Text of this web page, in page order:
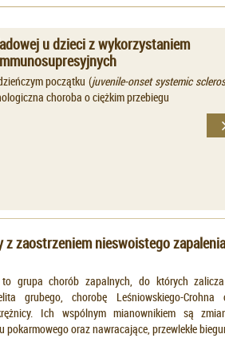
u dzieci z wykorzystaniem
początku (juvenile-onset systemic
choroba o ciężkim przebiegu
zaostrzeniem nieswoistego zapalenia
grupa chorób zapalnych, do których
grubego, chorobę Leśniowskiego-Crohna
Ich wspólnym mianownikiem są
pokarmowego oraz nawracające, przewlekłe